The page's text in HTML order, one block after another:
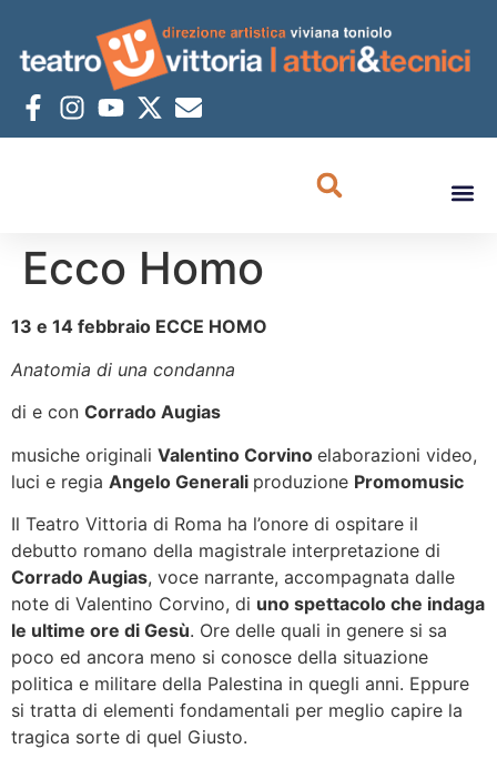
Ecco Homo
13 e 14 febbraio ECCE HOMO
Anatomia di una condanna
di e con Corrado Augias
musiche originali Valentino Corvino elaborazioni video,
luci e regia Angelo Generali produzione Promomusic
Il Teatro Vittoria di Roma ha l’onore di ospitare il
debutto romano della magistrale interpretazione di
Corrado Augias, voce narrante, accompagnata dalle
note di Valentino Corvino, di uno spettacolo che indaga
le ultime ore di Gesù. Ore delle quali in genere si sa
poco ed ancora meno si conosce della situazione
politica e militare della Palestina in quegli anni. Eppure
si tratta di elementi fondamentali per meglio capire la
tragica sorte di quel Giusto.